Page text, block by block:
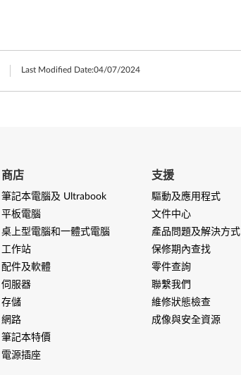
Last Modified Date:04/07/2024
商店
筆記本電腦及 Ultrabook
平板電腦
桌上型電腦和一體式電腦
工作站
配件及軟體
伺服器
存儲
網路
筆記本特價
電源插座
支援
驅動及應用程式
文件中心
產品問題及解決方式
保修期內查找
零件查詢
聯繫我們
維修狀態檢查
成像與安全資源